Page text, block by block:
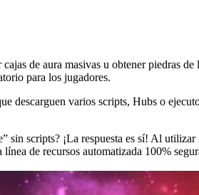
de aura masivas u obtener piedras
para los jugadores.
varios scripts, Hubs o
scripts? ¡La respuesta es sí! Al
de recursos automatizada 100%